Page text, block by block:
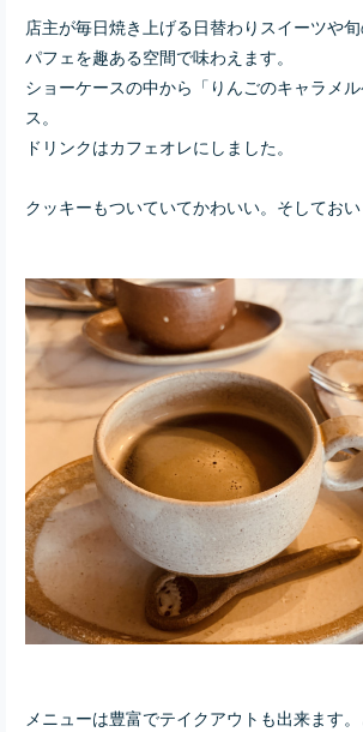
店主が毎日焼き上げる日替わりスイーツや
パフェを趣ある空間で味わえます。
ショーケースの中から「りんごのキャラメ
ス。
ドリンクはカフェオレにしました。
クッキーもついていてかわいい。そしておい
メニューは豊富でテイクアウトも出来ます